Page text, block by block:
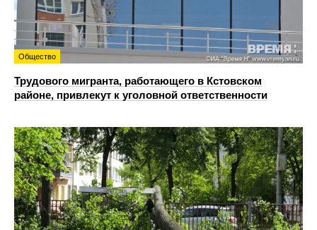
Общество
Трудового мигранта, работающего в Кстовском
районе, привлекут к уголовной ответственности